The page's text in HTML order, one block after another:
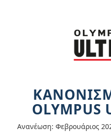
OLYMPUS
Ανανέωση: Φεβρουάριος